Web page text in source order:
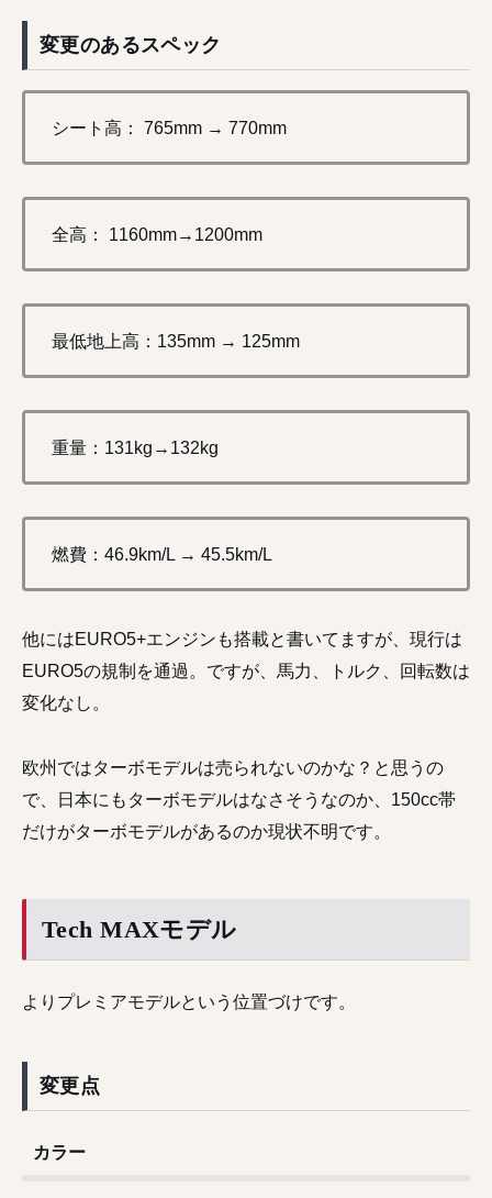
変更のあるスペック
シート高： 765mm → 770mm
全高： 1160mm→1200mm
最低地上高：135mm → 125mm
重量：131kg→132kg
燃費：46.9km/L → 45.5km/L
他にはEURO5+エンジンも搭載と書いてますが、現行は
EURO5の規制を通過。ですが、馬力、トルク、回転数は
変化なし。
欧州ではターボモデルは売られないのかな？と思うの
で、日本にもターボモデルはなさそうなのか、150cc帯
だけがターボモデルがあるのか現状不明です。
Tech MAXモデル
よりプレミアモデルという位置づけです。
変更点
カラー